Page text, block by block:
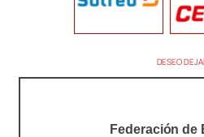
DESEO
Federación de